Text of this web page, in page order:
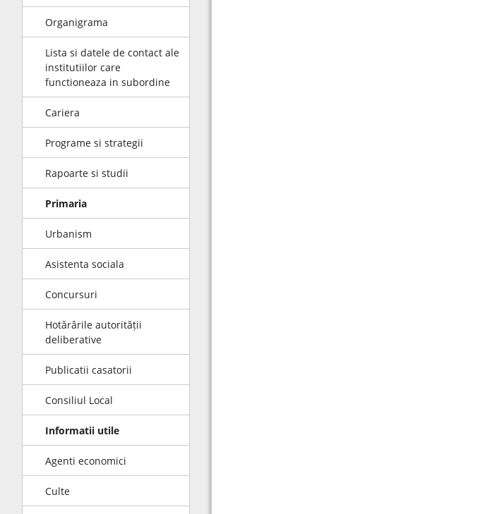
Organigrama
Lista si datele de contact ale
institutiilor care
functioneaza in subordine
Cariera
Programe si strategii
Rapoarte si studii
Primaria
Urbanism
Asistenta sociala
Concursuri
Hotărârile autorității
deliberative
Publicatii casatorii
Consiliul Local
Informatii utile
Agenti economici
Culte